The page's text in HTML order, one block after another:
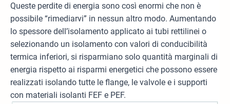
Queste perdite di energia sono così enormi che non è
possibile “rimediarvi” in nessun altro modo. Aumentando
lo spessore dell’isolamento applicato ai tubi rettilinei o
selezionando un isolamento con valori di conducibilità
termica inferiori, si risparmiano solo quantità marginali di
energia rispetto ai risparmi energetici che possono essere
realizzati isolando tutte le flange, le valvole e i supporti
con materiali isolanti FEF e PEF.